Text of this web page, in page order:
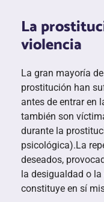
La
violencia
La gran mayoría
prostitución han
antes de entrar en
también son
durante la
psicológica).La
deseados,
la desigualdad o
constituye en sí